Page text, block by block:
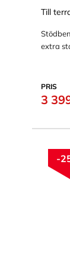
Till
extra
PRIS
3
-